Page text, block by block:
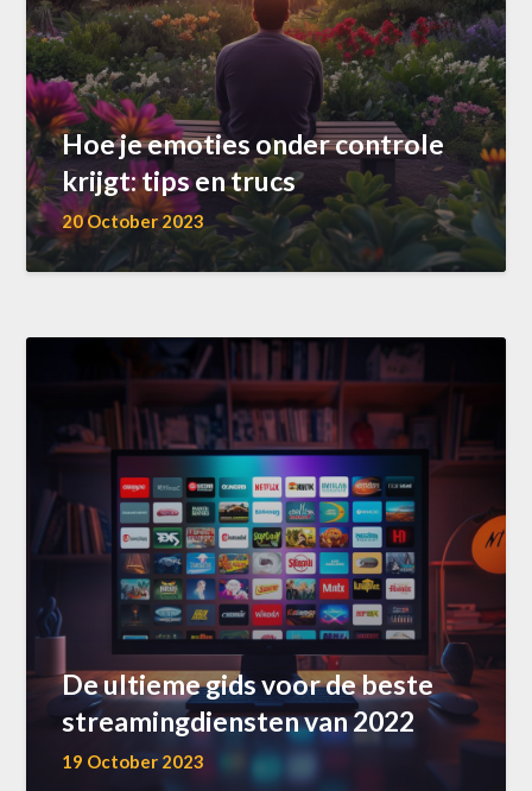
Hoe je emoties onder controle
krijgt: tips en trucs
20 October 2023
De ultieme gids voor de beste
streamingdiensten van 2022
19 October 2023